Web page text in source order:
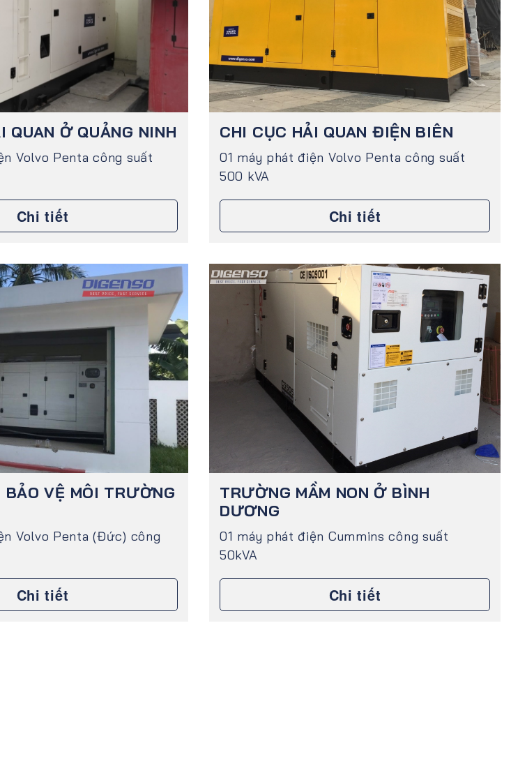
QUAN Ở QUẢNG NINH
Volvo Penta công suất
Chi tiết
CHI CỤC HẢI QUAN ĐIỆN BIÊN
01 máy phát điện Volvo Penta công suất
500 kVA
Chi tiết
VỆ MÔI TRƯỜNG
Volvo Penta (Đức) công
Chi tiết
TRƯỜNG MẦM NON Ở BÌNH
DƯƠNG
01 máy phát điện Cummins công suất
50kVA
Chi tiết